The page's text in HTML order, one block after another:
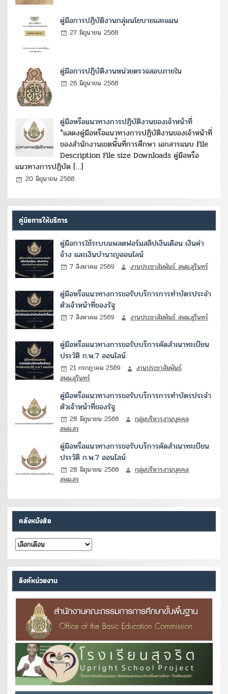
คู่มือการปฏิบัติงานกลุ่มนโยบายและแผน
27 มิถุนายน 2568
คู่มือการปฏิบัติงานหน่วยตรวจสอบภายใน
26 มิถุนายน 2568
คู่มือหรือแนวทางการปฏิบัติงานของเจ้าหน้าที่
*แสดงคู่มือหรือแนวทางการปฏิบัติงานของเจ้าหน้าที่
ของสำนักงานเขตพื้นที่การศึกษา เอกสารแนบ File
Description File size Downloads คู่มือหรือ
แนวทางการปฏิบัต […]
20 มิถุนายน 2568
คู่มือการให้บริการ
คู่มือการใช้ระบบแพลตฟอร์มสลิปเงินเดือน เงินค่า
จ้าง และเงินบำนาญออนไลน์
7 สิงหาคม 2569 งานประชาสัมพันธ์ สพม.สุรินทร์
คู่มือหรือแนวทางการขอรับบริการการทำบัตรประจำ
ตัวเจ้าหน้าที่ของรัฐ
7 สิงหาคม 2569 งานประชาสัมพันธ์ สพม.สุรินทร์
คู่มือหรือแนวทางการขอรับบริการคัดสำเนาทะเบียน
ประวัติ ก.พ.7 ออนไลน์
21 กรกฎาคม 2569
งานประชาสัมพันธ์
สพม.สุรินทร์
คู่มือหรือแนวทางการขอรับบริการการทำบัตรประจำ
ตัวเจ้าหน้าที่ของรัฐ
28 มิถุนายน 2568
กลุ่มบริหารงานบุคคล
สพม.สร
คู่มือหรือแนวทางการขอรับบริการคัดสำเนาทะเบียน
ประวัติ ก.พ.7 ออนไลน์
28 มิถุนายน 2568
กลุ่มบริหารงานบุคคล
สพม.สร
คลังหนังสือ
คลัง
หนังสือ
ลิงค์หน่วยงาน